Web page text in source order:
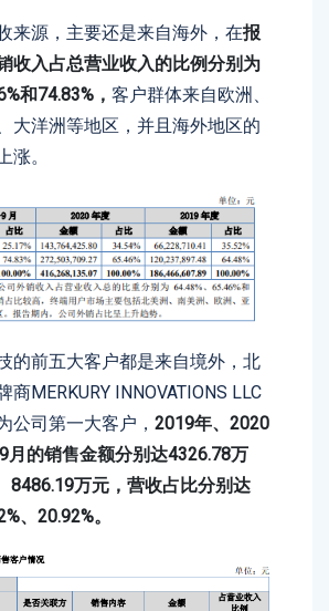
来源，主要还是来自海外，在报
收入占总营业收入的比例分别为
和74.83%， 客户群体来自欧洲、
大洋洲等地区，并且海外地区的
涨。
的前五大客户都是来自境外，北
商MERKURY INNOVATIONS LLC
公司第一大客户， 2019年、2020
月的销售金额分别达4326.78万
8486.19万元，营收占比分别达
、20.92%。